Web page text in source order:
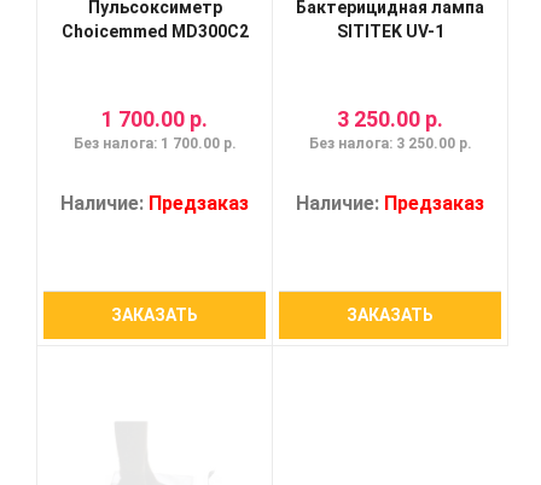
Пульсоксиметр
Choicemmed MD300C2
1 700.00 р.
Без налога: 1 700.00 р.
Наличие: Предзаказ
ЗАКАЗАТЬ
Бактерицидная лампа
SITITEK UV-1
3 250.00 р.
Без налога: 3 250.00 р.
Наличие: Предзаказ
ЗАКАЗАТЬ